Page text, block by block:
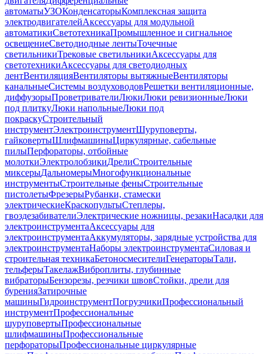
автоматыУЗОКонденсаторыКомплексная защита
электродвигателейАксессуары для модульной
автоматикиСветотехникаПромышленное и сигнальное
освещениеСветодиодные лентыТочечные
светильникиТрековые светильникиАксессуары для
светотехникиАксессуары для светодиодных
лентВентиляцияВентиляторы вытяжныеВентиляторы
канальныеСистемы воздуховодовРешетки вентиляционные,
диффузорыПроветривателиЛюкиЛюки ревизионныеЛюки
под плиткуЛюки напольныеЛюки под
покраскуСтроительный
инструментЭлектроинструментШуруповерты,
гайковертыШлифмашиныЦиркулярные, сабельные
пилыПерфораторы, отбойные
молоткиЭлектролобзикиДрелиСтроительные
миксерыДальномерыМногофункциональные
инструментыСтроительные феныСтроительные
пистолетыФрезерыРубанки, стамески
электрическиеКраскопультыСтеплеры,
гвоздезабивателиЭлектрические ножницы, резакиНасадки для
электроинструментаАксессуары для
электроинструментаАккумуляторы, зарядные устройства для
электроинструментаНаборы электроинструментаСиловая и
строительная техникаБетоносмесителиГенераторыТали,
тельферыТакелажВиброплиты, глубинные
вибраторыБензорезы, резчики швовСтойки, дрели для
буренияЗатирочные
машиныГидроинструментПогрузчикиПрофессиональный
инструментПрофессиональные
шуруповертыПрофессиональные
шлифмашиныПрофессиональные
перфораторыПрофессиональные циркулярные